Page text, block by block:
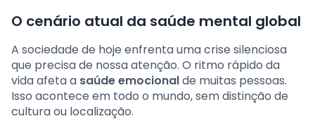
O cenário atual da saúde mental global
A sociedade de hoje enfrenta uma crise silenciosa
que precisa de nossa atenção. O ritmo rápido da
vida afeta a saúde emocionalde muitas pessoas.
Isso acontece em todo o mundo, sem distinção de
cultura ou localização.